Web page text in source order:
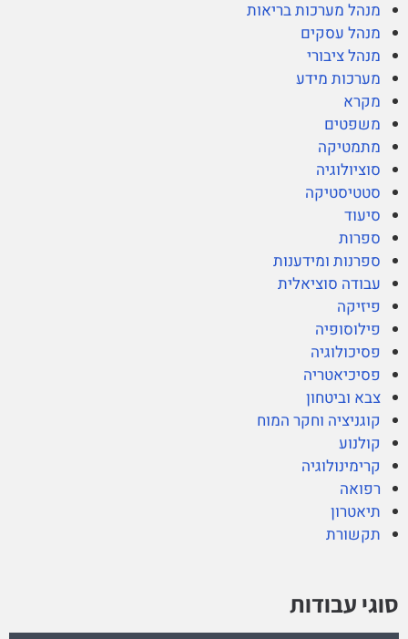
מנהל מערכות בריאות
מנהל עסקים
מנהל ציבורי
מערכות מידע
מקרא
משפטים
מתמטיקה
סוציולוגיה
סטטיסטיקה
סיעוד
ספרות
ספרנות ומידענות
עבודה סוציאלית
פיזיקה
פילוסופיה
פסיכולוגיה
פסיכיאטריה
צבא וביטחון
קוגניציה וחקר המוח
קולנוע
קרימינולוגיה
רפואה
תיאטרון
תקשורת
סוגי עבודות